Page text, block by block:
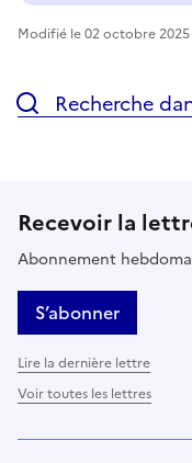
Modifié le 02 octobre
Recherche
Recevoir la
Abonnement
S’abonner
Lire la dernière lettre
Voir toutes les lettres